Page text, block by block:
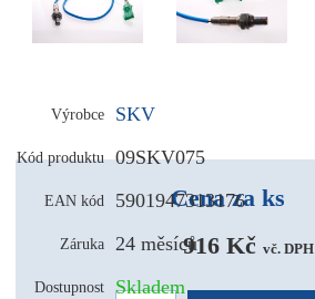
Výrobce SKV
Kód produktu 09SKV075
EAN kód 5901947313176
Záruka 24 měsíců
Dostupnost Skladem
Cena za ks
916 Kč vč. DPH